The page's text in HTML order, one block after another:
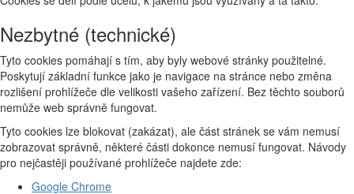
Nezbytné (technické)
Tyto cookies pomáhají s tím, aby byly webové stránky použitelné.
Poskytují základní funkce jako je navigace na stránce nebo změna
rozlišení prohlížeče dle velikosti vašeho zařízení. Bez těchto souborů
nemůže web správně fungovat.
Tyto cookies lze blokovat (zakázat), ale část stránek se vám nemusí
zobrazovat správně, některé části dokonce nemusí fungovat. Návody
pro nejčastěji používané prohlížeče najdete zde:
Google Chrome